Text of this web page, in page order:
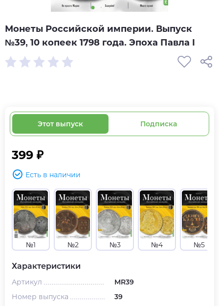
Монеты Российской империи. Выпуск
№39, 10 копеек 1798 года. Эпоха Павла I
Этот выпуск Подписка
399 ₽
Есть в наличии
№1 №2 №3 №4 №5
Характеристики
Артикул
MR39
Номер выпуска
39